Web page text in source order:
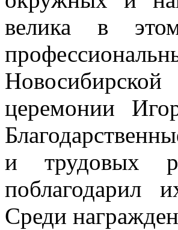
велика в этом
церемонии
и трудовых
поблагодарил
Среди